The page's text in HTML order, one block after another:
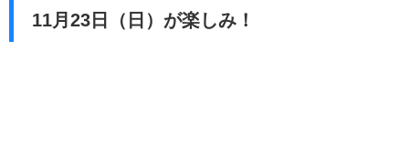
11月23日（日）が楽しみ！